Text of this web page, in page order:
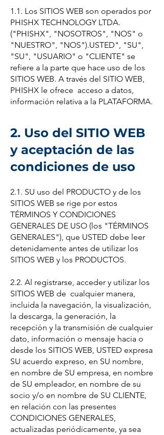
1.1. Los SITIOS WEB son operados por
PHISHX TECHNOLOGY LTDA.
("PHISHX", "NOSOTROS", "NOS" o
"NUESTRO", "NOS").USTED", "SU",
"SU", "USUARIO" o "CLIENTE" se
refiere a la parte que hace uso de los
SITIOS WEB. A través del SITIO WEB,
PHISHX le ofrece acceso a datos,
información relativa a la PLATAFORMA.
2. Uso del SITIO WEB
y aceptación de las
condiciones de uso
2.1. SU uso del PRODUCTO y de los
SITIOS WEB se rige por estos
TÉRMINOS Y CONDICIONES
GENERALES DE USO (los "TÉRMINOS
GENERALES"), que USTED debe leer
detenidamente antes de utilizar los
SITIOS WEB y los PRODUCTOS.
2.2. Al registrarse, acceder y utilizar los
SITIOS WEB de cualquier manera,
incluida la navegación, la visualización,
la descarga, la generación, la
recepción y la transmisión de cualquier
dato, información o mensaje hacia o
desde los SITIOS WEB, USTED expresa
SU acuerdo expreso, en SU nombre,
en nombre de SU empresa, en nombre
de SU empleador, en nombre de su
socio y/o en nombre de SU CLIENTE,
en relación con las presentes
CONDICIONES GENERALES,
actualizadas periódicamente, ya sea